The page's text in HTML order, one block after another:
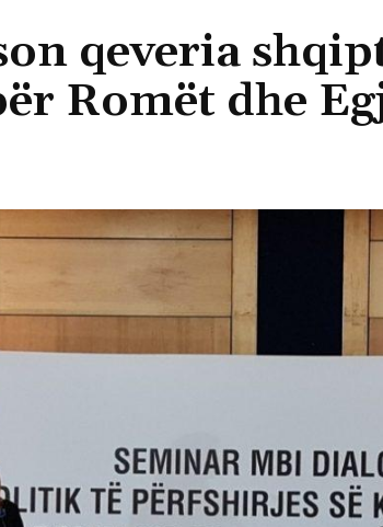
qeveria
Romët dhe